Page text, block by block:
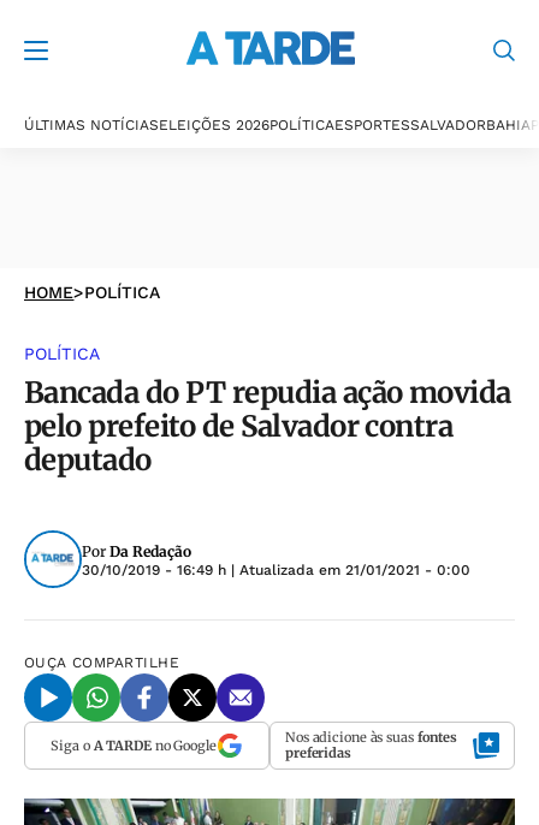
ÚLTIMAS NOTÍCIASELEIÇÕES 2026POLÍTICAESPORTESSALVADORBAHIA
HOME>POLÍTICA
POLÍTICA
Bancada do PT repudia ação movida
pelo prefeito de Salvador contra
deputado
Por Da Redação
30/10/2019 - 16:49 h | Atualizada em 21/01/2021 - 0:00
OUÇA COMPARTILHE
Siga o A TARDEno Google Nos adicione às suas fontes
preferidas